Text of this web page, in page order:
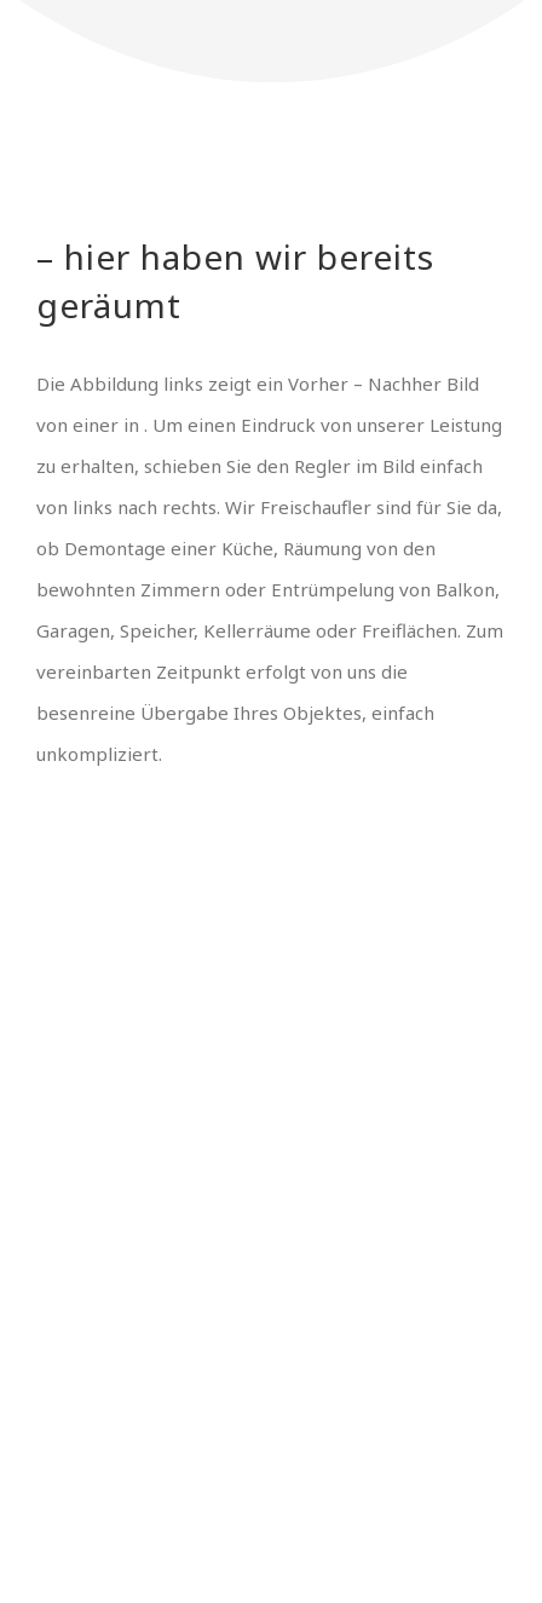
– hier haben wir bereits
geräumt
Die Abbildung links zeigt ein Vorher – Nachher Bild
von einer in . Um einen Eindruck von unserer Leistung
zu erhalten, schieben Sie den Regler im Bild einfach
von links nach rechts. Wir Freischaufler sind für Sie da,
ob Demontage einer Küche, Räumung von den
bewohnten Zimmern oder Entrümpelung von Balkon,
Garagen, Speicher, Kellerräume oder Freiflächen. Zum
vereinbarten Zeitpunkt erfolgt von uns die
besenreine Übergabe Ihres Objektes, einfach
unkompliziert.